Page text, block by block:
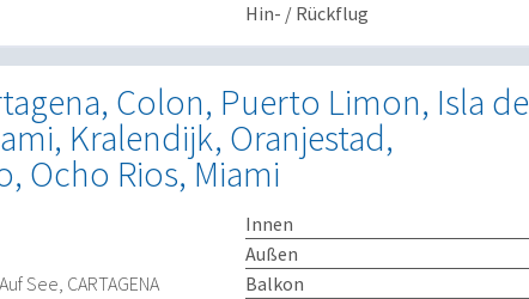
Hin- / Rückflug
Colon, Puerto Limon, Isla de
Kralendijk, Oranjestad,
Ocho Rios, Miami
See, CARTAGENA
Innen
Außen
Balkon